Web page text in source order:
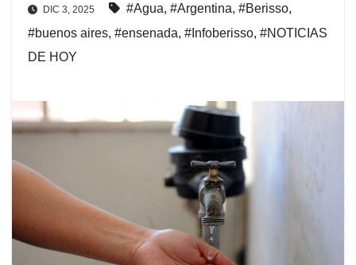
DIC 3, 2025 #Agua, #Argentina, #Berisso,
#buenos aires, #ensenada, #Infoberisso, #NOTICIAS
DE HOY